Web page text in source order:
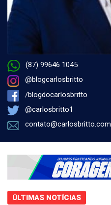
(87) 99646 1045
@blogcarlosbritto
/blogdocarlosbritto
@carlosbritto1
contato@carlosbritto.com
ÚLTIMAS NOTÍCIAS